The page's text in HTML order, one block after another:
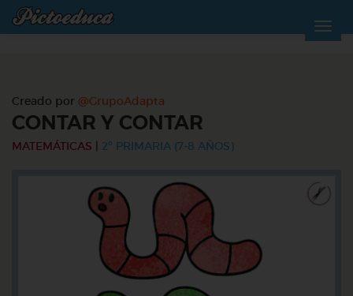
Creado por @GrupoAdapta
CONTAR Y CONTAR
MATEMÁTICAS 2º PRIMARIA (7-8 AÑOS)